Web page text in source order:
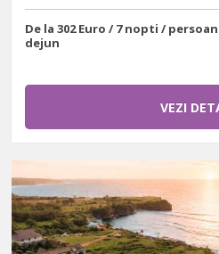
De la 302 Euro / 7 nopti /
dejun
VEZI